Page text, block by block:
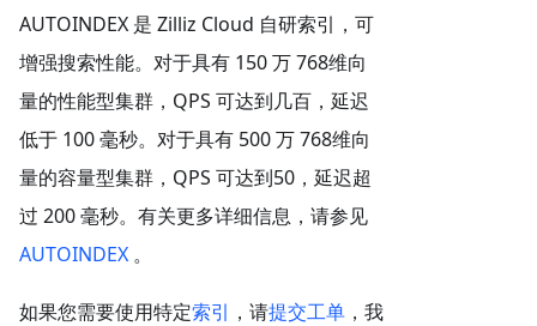
AUTOINDEX 是 Zilliz Cloud 自研索引，可
增强搜索性能。对于具有 150 万 768维向
量的性能型集群，QPS 可达到几百，延迟
低于 100 毫秒。对于具有 500 万 768维向
量的容量型集群，QPS 可达到50，延迟超
过 200 毫秒。有关更多详细信息，请参见
AUTOINDEX 。
如果您需要使用特定索引 ，请提交工单 ，我